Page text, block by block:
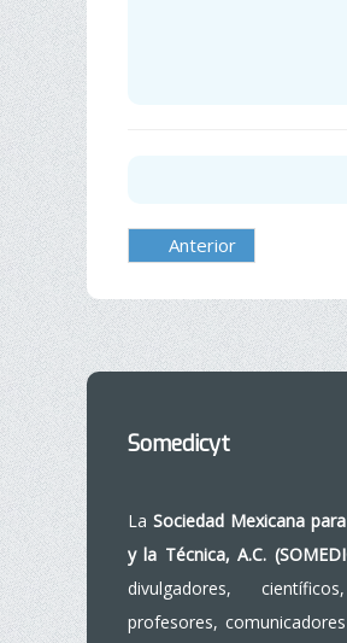
Anterior
Somedicyt
La Sociedad Mexicana
y la Técnica, A.C.
divulgadores,
profesores,